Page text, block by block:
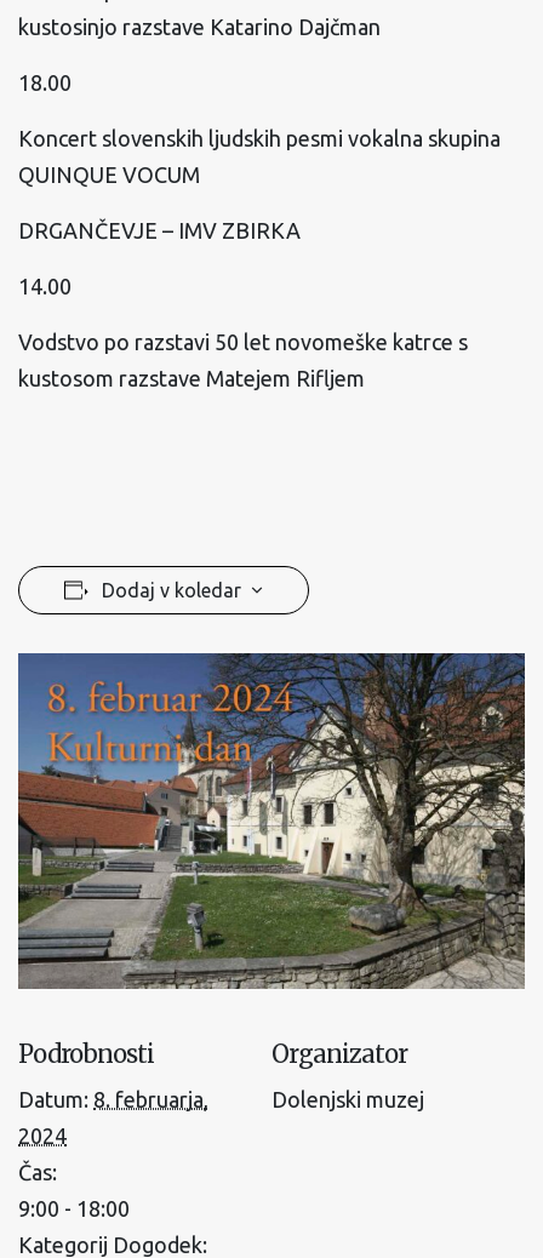
kustosinjo razstave Katarino Dajčman
18.00
Koncert slovenskih ljudskih pesmi vokalna skupina
QUINQUE VOCUM
DRGANČEVJE – IMV ZBIRKA
14.00
Vodstvo po razstavi 50 let novomeške katrce s
kustosom razstave Matejem Rifljem
Dodaj v koledar
Podrobnosti
Datum: 8. februarja,
2024
Čas:
9:00 - 18:00
Kategorij Dogodek:
Organizator
Dolenjski muzej